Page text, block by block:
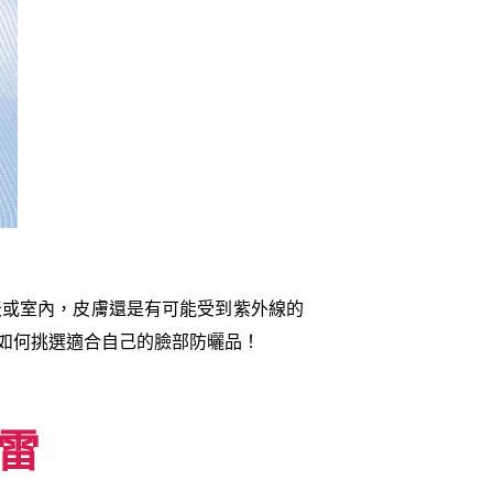
室內，皮膚還是有可能受到紫外線的
挑選適合自己的臉部防曬品！